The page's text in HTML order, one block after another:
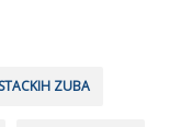
ZUBA